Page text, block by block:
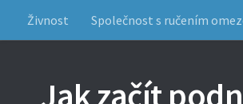
Živnost Společnost s ručením
Jak začít